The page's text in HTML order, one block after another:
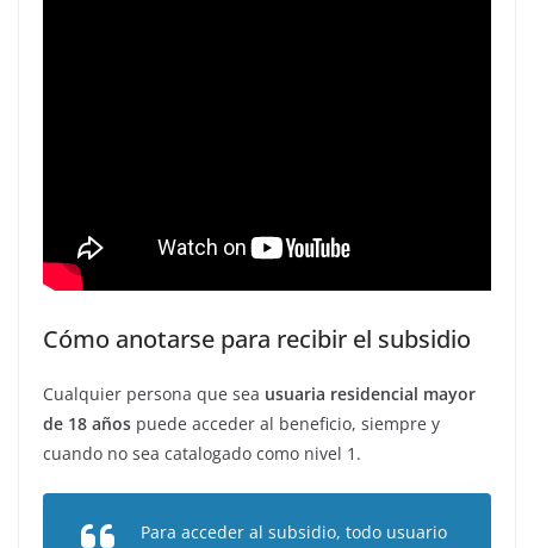
Cómo anotarse para recibir el subsidio
Cualquier persona que sea usuaria residencial mayor
de 18 años puede acceder al beneficio, siempre y
cuando no sea catalogado como nivel 1.
Para acceder al subsidio, todo usuario